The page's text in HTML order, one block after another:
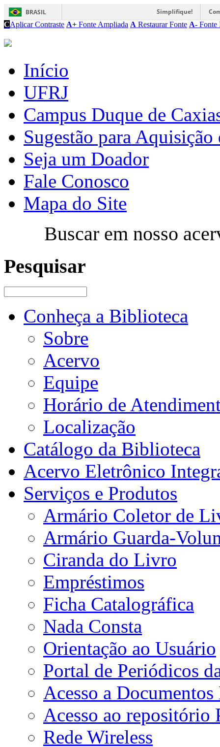
BRASIL Simplifique!
CAplicar Contraste A+ Fonte Ampliada A Restaurar Fonte A- Fonte
Início
UFRJ
Campus Duque de
Sugestão para
Seja um Doador
Fale Conosco
Mapa do Site
Buscar em nosso
Pesquisar
Conheça a Biblioteca
Sobre
Acervo
Equipe
Horário de
Localização
Catálogo da Biblioteca
Acervo Eletrônico
Serviços e Produtos
Armário Coletor de
Armário Guarda-
Ciranda do Livro
Empréstimos
Ficha Catalográfica
Nada Consta
Orientação ao Usuário
Portal de Periódicos
Acesso a
Acesso ao repositório
Rede Wireless